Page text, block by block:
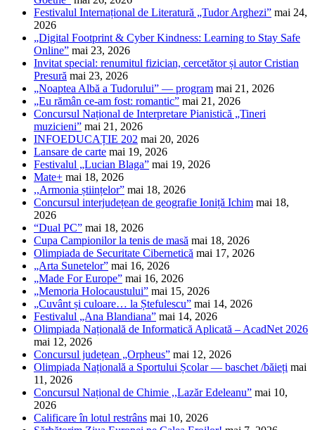
Festivalul Internațional de Literatură „Tudor Arghezi” mai 24,
2026
„Digital Footprint & Cyber Kindness: Learning to Stay Safe
Online” mai 23, 2026
Invitat special: renumitul fizician, cercetător și autor Cristian
Presură mai 23, 2026
„Noaptea Albă a Tudorului” — program mai 21, 2026
„Eu rămân ce-am fost: romantic” mai 21, 2026
Concursul Național de Interpretare Pianistică „Tineri
muzicieni” mai 21, 2026
INFOEDUCAȚIE 202 mai 20, 2026
Lansare de carte mai 19, 2026
Festivalul „Lucian Blaga” mai 19, 2026
Mate+ mai 18, 2026
,,Armonia științelor” mai 18, 2026
Concursul interjudețean de geografie Ioniță Ichim mai 18,
2026
“Dual PC” mai 18, 2026
Cupa Campionilor la tenis de masă mai 18, 2026
Olimpiada de Securitate Cibernetică mai 17, 2026
„Arta Sunetelor” mai 16, 2026
„Made For Europe” mai 16, 2026
„Memoria Holocaustului” mai 15, 2026
„Cuvânt și culoare… la Ștefulescu” mai 14, 2026
Festivalul „Ana Blandiana” mai 14, 2026
Olimpiada Națională de Informatică Aplicată – AcadNet 2026
mai 12, 2026
Concursul județean „Orpheus” mai 12, 2026
Olimpiada Națională a Sportului Școlar — baschet /băieți mai
11, 2026
Concursul Național de Chimie ,,Lazăr Edeleanu” mai 10,
2026
Calificare în lotul restrâns mai 10, 2026